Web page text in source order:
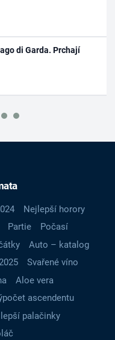
di Garda. Prchají
Nejlepší horory
Partie
Počasí
Auto – katalog
Svařené víno
Aloe vera
ascendentu
palačinky